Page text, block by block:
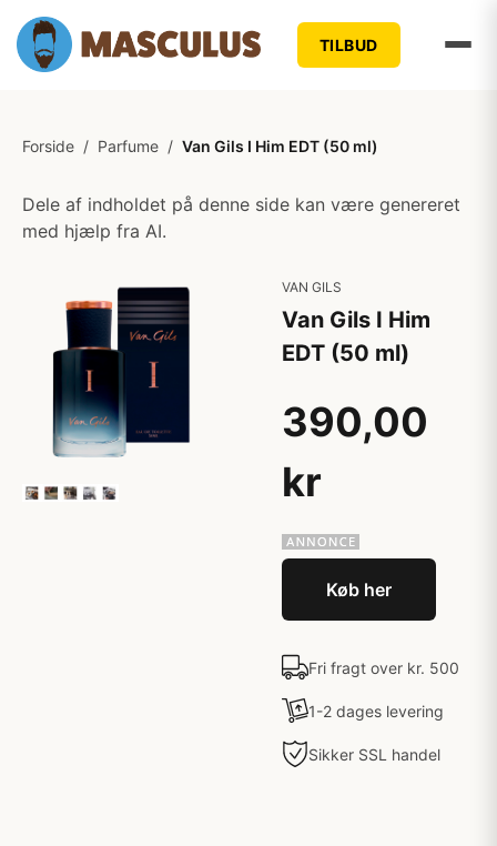
TILBUD
Forside / Parfume / Van Gils I Him EDT (50 ml)
Dele af indholdet på denne side kan være genereret
med hjælp fra AI.
VAN GILS
Van Gils I Him
EDT (50 ml)
390,00
kr
Køb her
Fri fragt over kr. 500
1-2 dages levering
Sikker SSL handel